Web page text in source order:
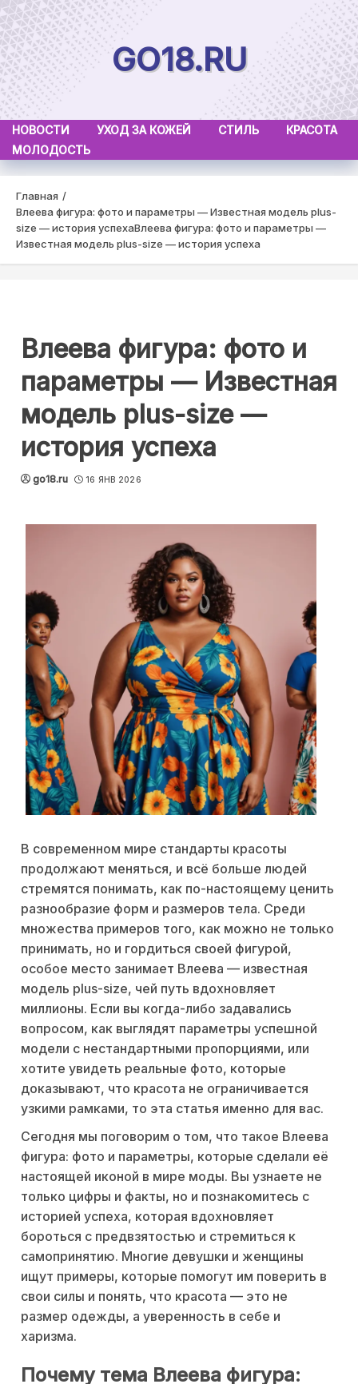
Skip
to
content
GO18.RU
НОВОСТИ УХОД ЗА КОЖЕЙ СТИЛЬ
КРАСОТА
МОЛОДОСТЬ
Главная
Влеева фигура: фото и параметры — Известная модель plus-
size — история успехаВлеева фигура: фото и параметры —
Известная модель plus-size — история успеха
Влеева фигура: фото и
параметры — Известная
модель plus-size —
история успеха
go18.ru 16 ЯНВ 2026
В современном мире стандарты красоты
продолжают меняться, и всё больше людей
стремятся понимать, как по-настоящему ценить
разнообразие форм и размеров тела. Среди
множества примеров того, как можно не только
принимать, но и гордиться своей фигурой,
особое место занимает Влеева — известная
модель plus-size, чей путь вдохновляет
миллионы. Если вы когда-либо задавались
вопросом, как выглядят параметры успешной
модели с нестандартными пропорциями, или
хотите увидеть реальные фото, которые
доказывают, что красота не ограничивается
узкими рамками, то эта статья именно для вас.
Сегодня мы поговорим о том, что такое Влеева
фигура: фото и параметры, которые сделали её
настоящей иконой в мире моды. Вы узнаете не
только цифры и факты, но и познакомитесь с
историей успеха, которая вдохновляет
бороться с предвзятостью и стремиться к
самопринятию. Многие девушки и женщины
ищут примеры, которые помогут им поверить в
свои силы и понять, что красота — это не
размер одежды, а уверенность в себе и
харизма.
Почему тема Влеева фигура: